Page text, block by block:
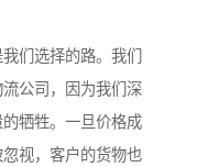
们选择的路。我们
公司，因为我们深
牺牲。一旦价格成
视，客户的货物也